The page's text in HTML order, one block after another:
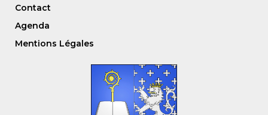
Contact
Agenda
Mentions Légales